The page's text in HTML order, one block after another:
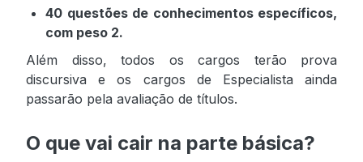
40 questões de conhecimentos específicos,
com peso 2.
Além disso, todos os cargos terão prova
discursiva e os cargos de Especialista ainda
passarão pela avaliação de títulos.
O que vai cair na parte básica?